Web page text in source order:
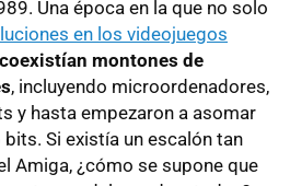
Una época en la que no solo
en los videojuegos
coexistían montones de
, incluyendo microordenadores,
y hasta empezaron a asomar
Si existía un escalón tan
Amiga, ¿cómo se supone que